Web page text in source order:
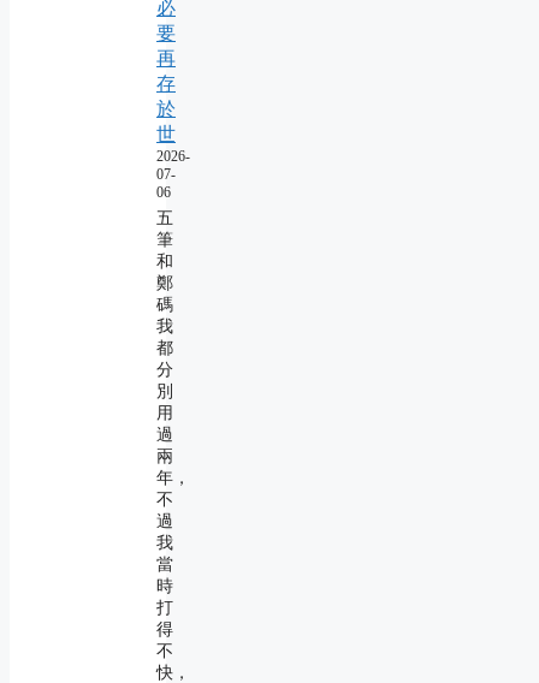
必
要
再
存
於
世
2026-
07-
06
五
筆
和
鄭
碼
我
都
分
別
用
過
兩
年，
不
過
我
當
時
打
得
不
快，